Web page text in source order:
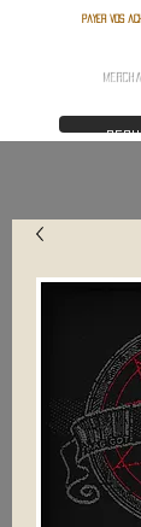
Payer vos